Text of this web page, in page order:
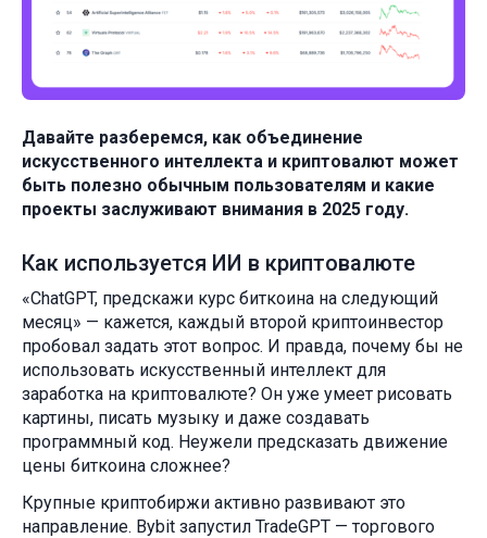
Давайте разберемся, как объединение
искусственного интеллекта и криптовалют может
быть полезно обычным пользователям и какие
проекты заслуживают внимания в 2025 году.
Как используется ИИ в криптовалюте
«ChatGPT, предскажи курс биткоина на следующий
месяц» — кажется, каждый второй криптоинвестор
пробовал задать этот вопрос. И правда, почему бы не
использовать искусственный интеллект для
заработка на криптовалюте? Он уже умеет рисовать
картины, писать музыку и даже создавать
программный код. Неужели предсказать движение
цены биткоина сложнее?
Крупные криптобиржи активно развивают это
направление. Bybit запустил TradeGPT — торгового